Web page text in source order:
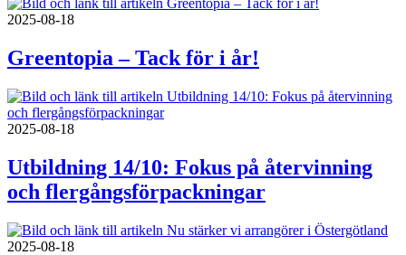
2025-08-18
Greentopia – Tack för i år!
2025-08-18
Utbildning 14/10: Fokus på återvinning
och flergångsförpackningar
2025-08-18